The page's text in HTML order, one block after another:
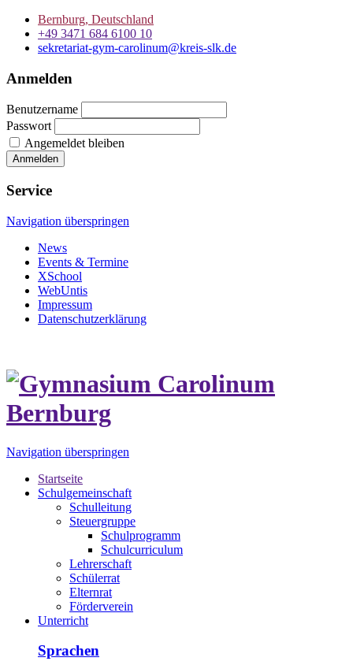
Bernburg, Deutschland
+49 3471 684 6100 10
sekretariat-gym-carolinum@kreis-slk.de
Anmelden
Benutzername
Passwort
Angemeldet bleiben
Service
Navigation überspringen
News
Events & Termine
XSchool
WebUntis
Impressum
Datenschutzerklärung
Navigation überspringen
Startseite
Schulgemeinschaft
Schulleitung
Steuergruppe
Schulprogramm
Schulcurriculum
Lehrerschaft
Schülerrat
Elternrat
Förderverein
Unterricht
Sprachen